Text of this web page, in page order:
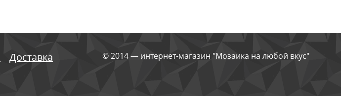
Доставка
© 2014 — интернет-магазин "Мозаика на любой вкус"